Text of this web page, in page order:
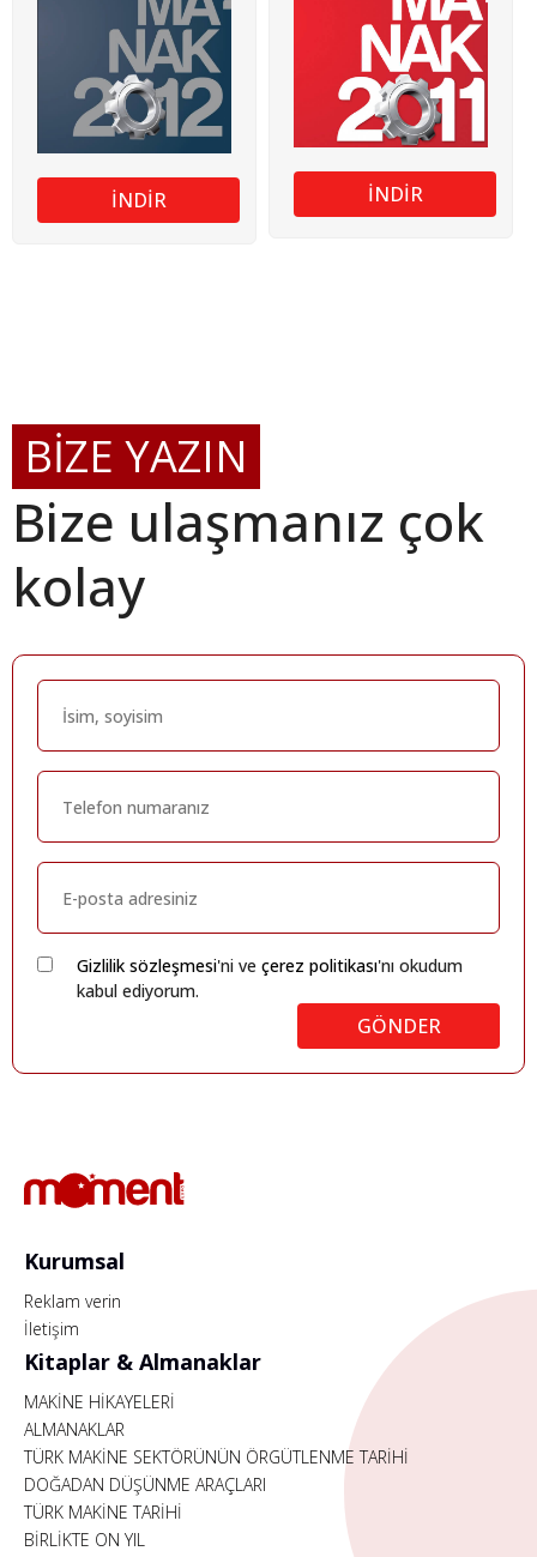
İNDİR İNDİR
BİZE YAZIN
Bize ulaşmanız çok
kolay
Gizlilik sözleşmesi'ni ve çerez politikası'nı okudum
kabul ediyorum.
GÖNDER
Kurumsal
Reklam verin
İletişim
Kitaplar & Almanaklar
MAKİNE HİKAYELERİ
ALMANAKLAR
TÜRK MAKİNE SEKTÖRÜNÜN ÖRGÜTLENME TARİHİ
DOĞADAN DÜŞÜNME ARAÇLARI
TÜRK MAKİNE TARİHİ
BİRLİKTE ON YIL